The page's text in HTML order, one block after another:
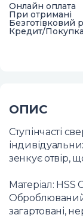
Онлайн оплата
При отримані
Безготівковий
Кредит/
ОПИС
Ступінчасті
зенкує отвір,
Матеріал: HSS
Оброблюваний
загартовані,